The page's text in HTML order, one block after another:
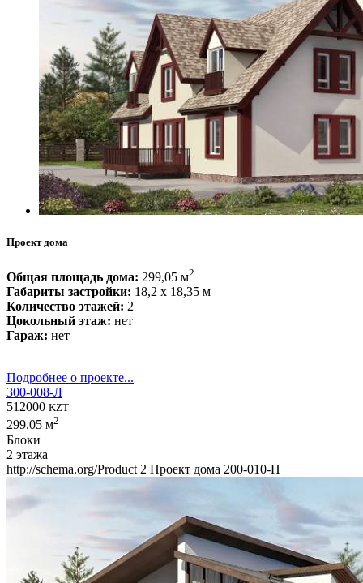
Проект дома
Общая площадь дома: 299,05 м2
Габариты застройки: 18,2 x 18,35 м
Количество этажей: 2
Цокольный этаж: нет
Гараж: нет
Подробнее о проекте...
300-008-Л
512000 KZT
299.05 м2
Блоки
2 этажа
http://schema.org/Product 2 Проект дома 200-010-П